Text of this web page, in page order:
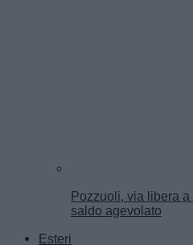
Pozzuoli, via libera
saldo agevolato
Esteri